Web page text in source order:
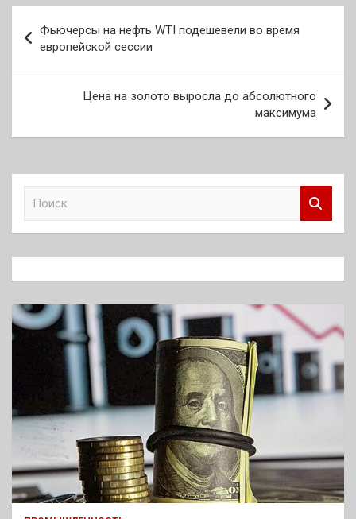
по
записям
Фьючерсы на нефть WTI подешевели во время
европейской сессии
Цена на золото выросла до абсолютного
максимума
к